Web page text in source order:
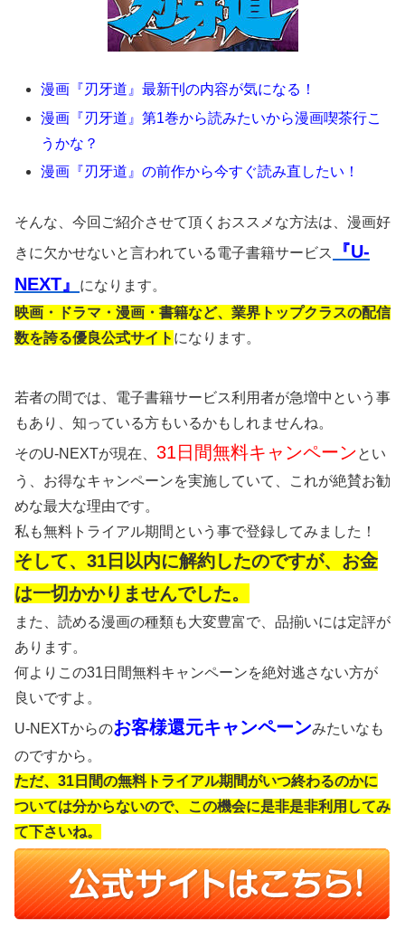
漫画『刃牙道』最新刊の内容が気になる！
漫画『刃牙道』第1巻から読みたいから漫画喫茶行こ
うかな？
漫画『刃牙道』の前作から今すぐ読み直したい！
そんな、今回ご紹介させて頂くおススメな方法は、漫画好
きに欠かせないと言われている電子書籍サービス
『U-
NEXT』
になります。
映画・ドラマ・漫画・書籍など、業界トップクラスの配信
数を誇る優良公式サイト になります。
若者の間では、電子書籍サービス利用者が急増中という事
もあり、知っている方もいるかもしれませんね。
そのU-NEXTが現在、 31日間無料キャンペーンとい
う、お得なキャンペーンを実施していて、これが絶賛お勧
めな最大な理由です。
私も無料トライアル期間という事で登録してみました！
そして、31日以内に解約したのですが、お金
は一切かかりませんでした。
また、読める漫画の種類も大変豊富で、品揃いには定評が
あります。
何よりこの31日間無料キャンペーンを絶対逃さない方が
良いですよ。
U-NEXTからのお客様還元キャンペーンみたいなも
のですから。
ただ、31日間の無料トライアル期間がいつ終わるのかに
ついては分からないので、この機会に是非是非利用してみ
て下さいね。